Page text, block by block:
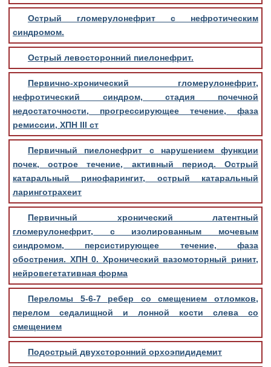
Острый гломерулонефрит с нефротическим
синдромом.
Острый левосторонний пиелонефрит.
Первично-хронический гломерулонефрит,
нефротический синдром, стадия почечной
недостаточности, прогрессирующее течение, фаза
ремиссии, ХПН III ст
Первичный пиелонефрит с нарушением функции
почек, острое течение, активный период. Острый
катаральный ринофарингит, острый катаральный
ларинготрахеит
Первичный хронический латентный
гломерулонефрит, с изолированным мочевым
синдромом, персистирующее течение, фаза
обострения. ХПН 0. Хронический вазомоторный ринит,
нейровегетативная форма
Переломы 5-6-7 ребер со смещением отломков,
перелом седалищной и лонной кости слева со
смещением
Подострый двухсторонний орхоэпидидемит